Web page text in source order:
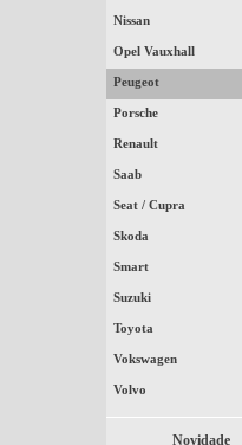
Nissan
Opel Vauxhall
Peugeot
Porsche
Renault
Saab
Seat / Cupra
Skoda
Smart
Suzuki
Toyota
Vokswagen
Volvo
Novidade